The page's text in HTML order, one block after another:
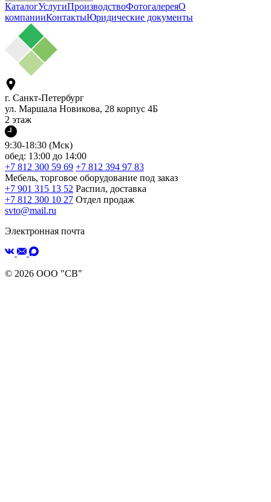
КаталогУслугиПроизводствоФотогалереяО
компанииКонтактыЮридические документы
г. Санкт-Петербург
ул. Маршала Новикова, 28 корпус 4Б
2 этаж
9:30-18:30 (Мск)
обед: 13:00 до 14:00
+7 812 300 59 69 +7 812 394 97 83
Мебель, торговое оборудование под заказ
+7 901 315 13 52 Распил, доставка
+7 812 300 10 27 Отдел продаж
svto@mail.ru
Электронная почта
© 2026 ООО "СВ"